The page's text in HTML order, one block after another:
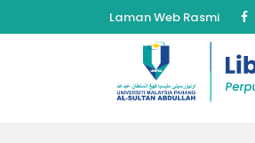
Laman Web Rasmi